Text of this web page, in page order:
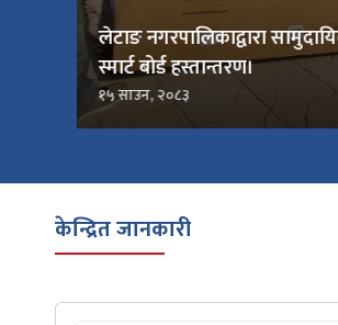
लेटाङ नगरपालिकाद्वारा
स्मार्ट बोर्ड हस्तान्तरण।
१५ साउन, २०८३
केन्द्रित जानकारी